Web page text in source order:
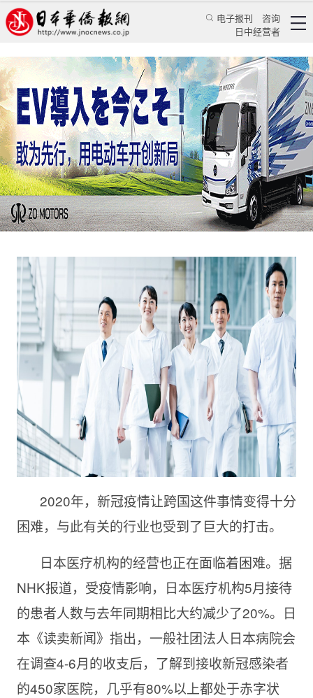
电子报刊
咨询
日中经营者
疫情下日本旅游业的突破口会是医疗观光吗？
乔聚 华人新闻 经贸活动
日本新华侨报 2020/9/8 11:15:45
2020年，新冠疫情让跨国这件事情变得十分
困难，与此有关的行业也受到了巨大的打击。
日本医疗机构的经营也正在面临着困难。据
NHK报道，受疫情影响，日本医疗机构5月接待
的患者人数与去年同期相比大约减少了20%。日
本《读卖新闻》指出，一般社团法人日本病院会
在调查4-6月的收支后，了解到接收新冠感染者
的450家医院，几乎有80%以上都处于赤字状